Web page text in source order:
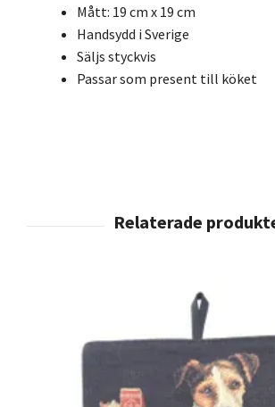
Mått: 19 cm x 19 cm
Handsydd i Sverige
Säljs styckvis
Passar som present till köket